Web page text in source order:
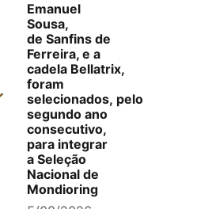
Emanuel
Sousa,
de Sanfins de
Ferreira, e a
cadela Bellatrix,
foram
selecionados, pelo
segundo ano
consecutivo,
para integrar
a Seleção
Nacional de
Mondioring